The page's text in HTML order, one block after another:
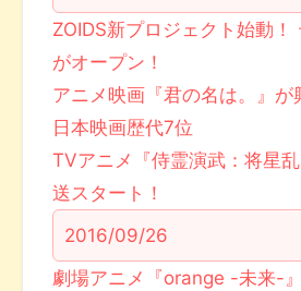
ZOIDS新プロジェクト始動！
がオープン！
アニメ映画『君の名は。』が
日本映画歴代7位
TVアニメ『侍霊演武：将星
送スタート！
2016/09/26
劇場アニメ『orange -未来-